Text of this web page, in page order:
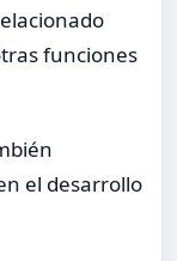
funciones
el desarrollo